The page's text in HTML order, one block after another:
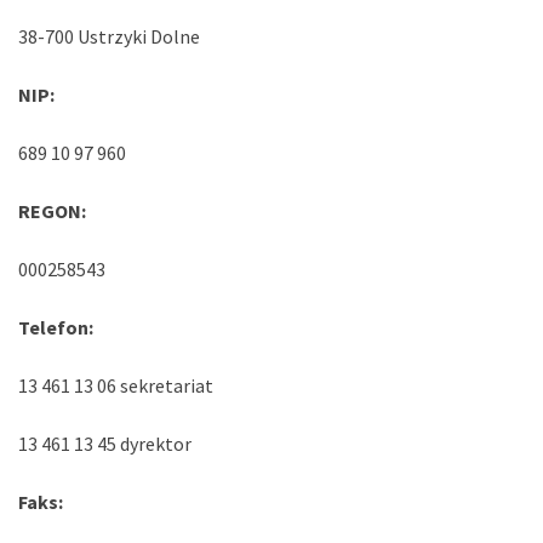
38-700 Ustrzyki Dolne
NIP:
689 10 97 960
REGON:
000258543
Telefon:
13 461 13 06 sekretariat
13 461 13 45 dyrektor
Faks: